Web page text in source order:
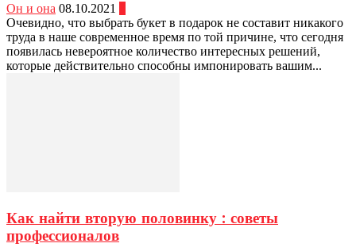
Он и она 08.10.2021
Очевидно, что выбрать букет в подарок не составит никакого
труда в наше современное время по той причине, что сегодня
появилась невероятное количество интересных решений,
которые действительно способны импонировать вашим...
Как найти вторую половинку : советы
профессионалов